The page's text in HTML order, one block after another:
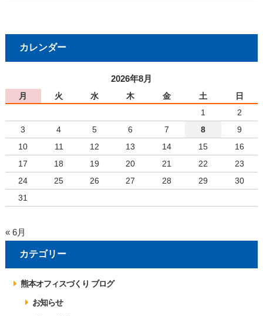
カレンダー
2026年8月
月 火 水 木 金 土
日
1
2
3
4 5 6 7 8
9
10
11 12 13 14 15
16
17
18 19 20 21 22
23
24
25 26 27 28 29
30
31
« 6月
カテゴリー
熊本オフィスづくり ブログ
お知らせ